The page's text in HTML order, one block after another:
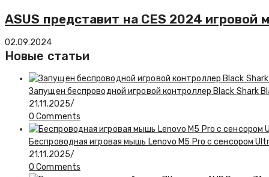
ASUS представит на CES 2024 игровой
02.09.2024
Новые статьи
Запущен беспроводной игровой контроллер Black Shark
21.11.2025/
0 Comments
Беспроводная игровая мышь Lenovo M5 Pro с сенсором
21.11.2025/
0 Comments